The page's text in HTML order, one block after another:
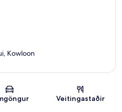
Kort
Kowloon
Veitingastaðir